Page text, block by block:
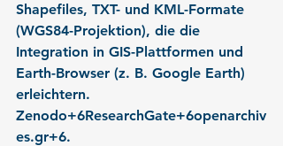
Shapefiles, TXT- und KML-Formate
(WGS84-Projektion), die die
Integration in GIS-Plattformen und
Earth-Browser (z. B. Google Earth)
erleichtern.
Zenodo+6ResearchGate+6openarchiv
es.gr+6.